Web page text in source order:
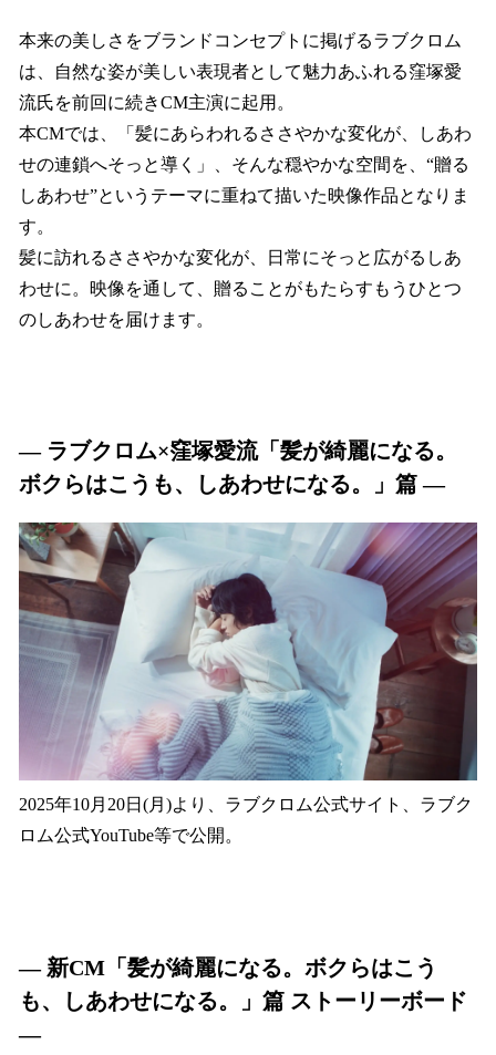
本来の美しさをブランドコンセプトに掲げるラブクロム
は、自然な姿が美しい表現者として魅力あふれる窪塚愛
流氏を前回に続きCM主演に起用。
本CMでは、「髪にあらわれるささやかな変化が、しあわ
せの連鎖へそっと導く」、そんな穏やかな空間を、“贈る
しあわせ”というテーマに重ねて描いた映像作品となりま
す。
髪に訪れるささやかな変化が、日常にそっと広がるしあ
わせに。映像を通して、贈ることがもたらすもうひとつ
のしあわせを届けます。
― ラブクロム×窪塚愛流「髪が綺麗になる。
ボクらはこうも、しあわせになる。」篇 ―
2025年10月20日(月)より、ラブクロム公式サイト、ラブク
ロム公式YouTube等で公開。
― 新CM「髪が綺麗になる。ボクらはこう
も、しあわせになる。」篇 ストーリーボード
―